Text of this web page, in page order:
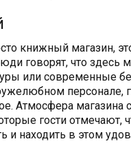
книжный магазин,
говорят, что здесь
или современные
Атмосфера магазина
гости отмечают,
и находить в этом